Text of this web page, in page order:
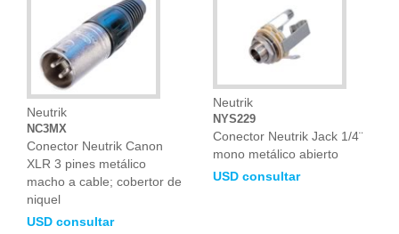
Neutrik
NC3MX
Conector Neutrik Canon
XLR 3 pines metálico
macho a cable; cobertor de
niquel
USD consultar
Neutrik
NYS229
Conector Neutrik Jack 1/4¨
mono metálico abierto
USD consultar